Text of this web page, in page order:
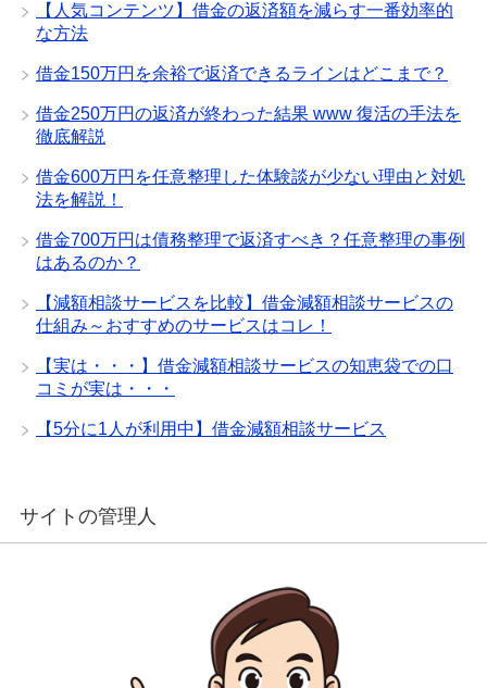
【人気コンテンツ】借金の返済額を減らす一番効率的
な方法
借金150万円を余裕で返済できるラインはどこまで？
借金250万円の返済が終わった結果 www 復活の手法を
徹底解説
借金600万円を任意整理した体験談が少ない理由と対処
法を解説！
借金700万円は債務整理で返済すべき？任意整理の事例
はあるのか？
【減額相談サービスを比較】借金減額相談サービスの
仕組み～おすすめのサービスはコレ！
【実は・・・】借金減額相談サービスの知恵袋での口
コミが実は・・・
【5分に1人が利用中】借金減額相談サービス
サイトの管理人